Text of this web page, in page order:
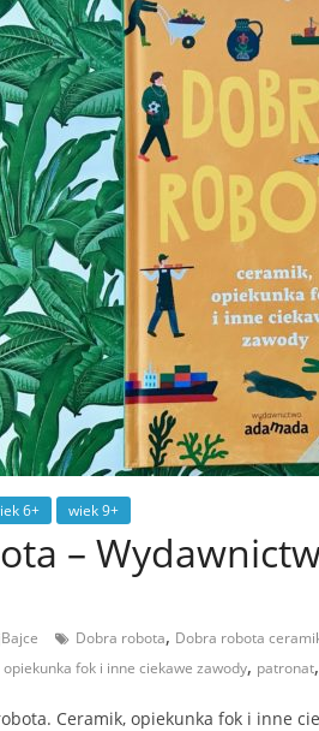
6+ wiek 9+
–
Dobra robota, Dobra robota
opiekunka fok i inne ciekawe zawody, patronat,
Ceramik, opiekunka fok i inne